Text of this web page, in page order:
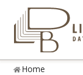
Home